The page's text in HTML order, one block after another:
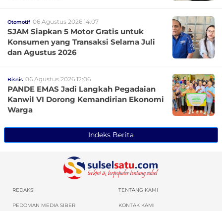
Otomotif 06 Agustus 2026 14:07
SJAM Siapkan 5 Motor Gratis untuk
Konsumen yang Transaksi Selama Juli
dan Agustus 2026
Bisnis 06 Agustus 2026 12:06
PANDE EMAS Jadi Langkah Pegadaian
Kanwil VI Dorong Kemandirian Ekonomi
Warga
Indeks Berita
REDAKSI TENTANG KAMI
PEDOMAN MEDIA SIBER KONTAK KAMI